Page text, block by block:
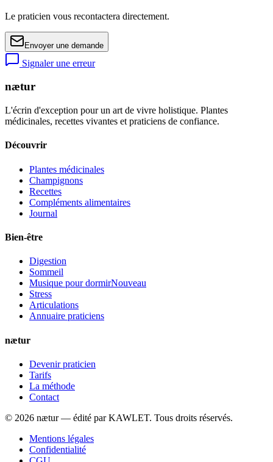
Le praticien vous recontactera directement.
Envoyer une demande
Signaler une erreur
nætur
L'écrin d'exception pour un art de vivre holistique. Plantes
médicinales, recettes vivantes et praticiens de confiance.
Découvrir
Plantes médicinales
Champignons
Recettes
Compléments alimentaires
Journal
Bien-être
Digestion
Sommeil
Musique pour dormirNouveau
Stress
Articulations
Annuaire praticiens
nætur
Devenir praticien
Tarifs
La méthode
Contact
© 2026 nætur — édité par KAWLET. Tous droits réservés.
Mentions légales
Confidentialité